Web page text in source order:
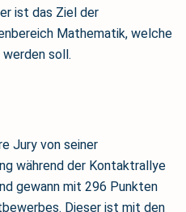
ist das Ziel der
Mathematik, welche
soll.
Jury von seiner
während der Kontaktrallye
gewann mit 296 Punkten
Dieser ist mit den